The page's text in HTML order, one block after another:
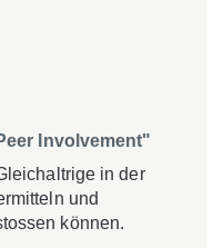
Involvement"
in der
und
können.